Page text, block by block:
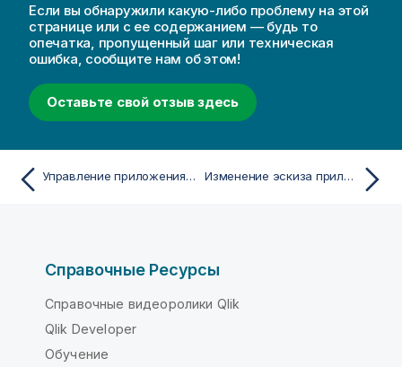
Если вы обнаружили какую-либо проблему на этой
странице или с ее содержанием — будь то
опечатка, пропущенный шаг или техническая
ошибка, сообщите нам об этом!
Оставьте свой отзыв здесь
Управление приложениями Изменение эскиза приложения
Справочные Ресурсы
Справочные видеоролики Qlik
Qlik Developer
Обучение